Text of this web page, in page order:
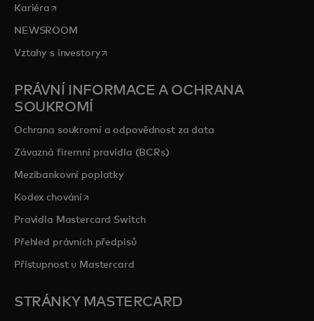
Kariéra opens in a new tab
NEWSROOM
Vztahy s investoryopens in a new tab
PRÁVNÍ INFORMACE A OCHRANA
SOUKROMÍ
Ochrana soukromí a odpovědnost za data
Závazná firemní pravidla (BCRs)
Mezibankovní poplatky
Kodex chováníopens in a new tab
Pravidla Mastercard Switch
Přehled právních předpisů
Přístupnost u Mastercard
STRÁNKY MASTERCARD